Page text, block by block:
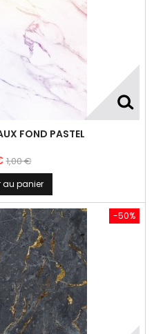
FOND PASTEL
1,00 €
au panier
-50%